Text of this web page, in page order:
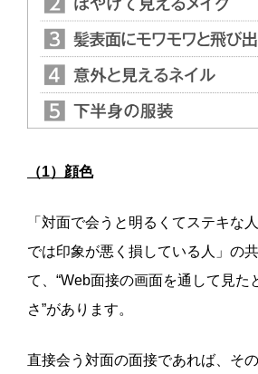
（1）顔色
「対面で会うと明るくてステキな
では印象が悪く損している人」の
て、“Web面接の画面を通して見た
さ”があります。
直接会う対面の面接であれば、そ